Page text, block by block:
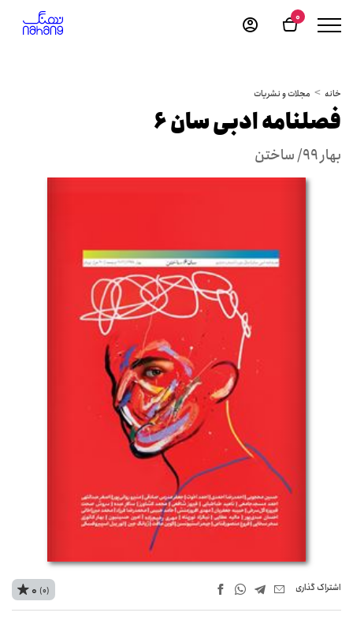
0
خانه مجلات و نشریات
فصلنامه ادبی سان 6
بهار ۹۹/ ساختن
اشتراک‌ گذاری 0 (0)